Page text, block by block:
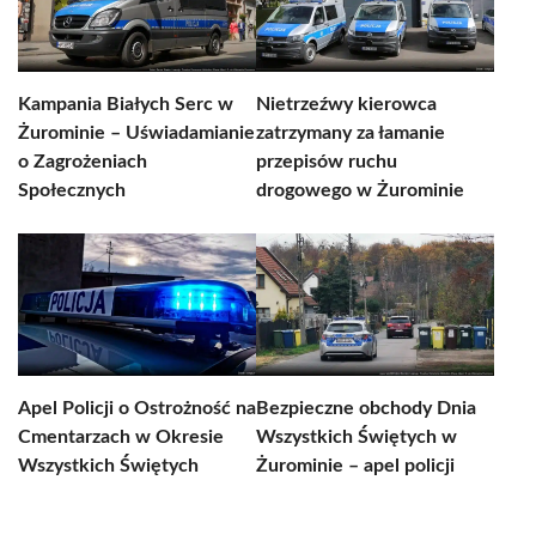
Kampania Białych Serc w
Żurominie – Uświadamianie
o Zagrożeniach
Społecznych
Nietrzeźwy kierowca
zatrzymany za łamanie
przepisów ruchu
drogowego w Żurominie
Apel Policji o Ostrożność na
Cmentarzach w Okresie
Wszystkich Świętych
Bezpieczne obchody Dnia
Wszystkich Świętych w
Żurominie – apel policji